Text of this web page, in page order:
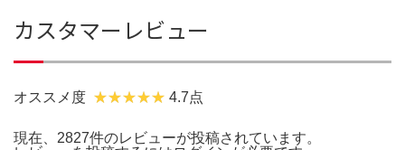
カスタマーレビュー
オススメ度 4.7点
現在、2827件のレビューが投稿されています。